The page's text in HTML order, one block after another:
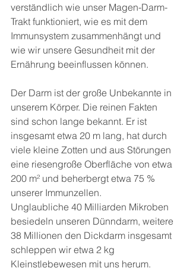
verständlich wie unser Magen-Darm-
Trakt funktioniert, wie es mit dem
Immunsystem zusammenhängt und
wie wir unsere Gesundheit mit der
Ernährung beeinflussen können.
Der Darm ist der große Unbekannte in
unserem Körper. Die reinen Fakten
sind schon lange bekannt. Er ist
insgesamt etwa 20 m lang, hat durch
viele kleine Zotten und aus Störungen
eine riesengroße Oberfläche von etwa
200 m² und beherbergt etwa 75 %
unserer Immunzellen.
Unglaubliche 40 Milliarden Mikroben
besiedeln unseren Dünndarm, weitere
38 Millionen den Dickdarm insgesamt
schleppen wir etwa 2 kg
Kleinstlebewesen mit uns herum.